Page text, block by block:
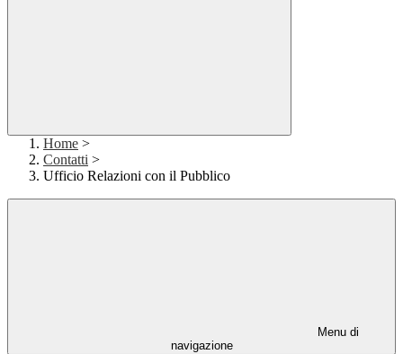
Home >
Contatti >
Ufficio Relazioni con il Pubblico
Menu di
navigazione